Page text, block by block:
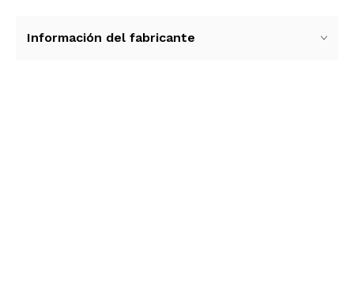
alguien especial con un regalo util, duradero y
Información del fabricante